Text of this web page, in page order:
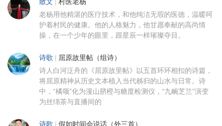
散文 村医老杨
老杨用他精湛的医疗技术，和他纯洁无瑕的医德，温暖呵
护着村民的健康。他的人格魅力，他甘愿奉献的高尚情
操，在一个少年的眼里，跟星辰一样璀璨夺目。
诗歌 屈原故里帖（组诗）
诗人白河泛舟的《屈原故里帖》以五首环环相扣的诗篇，
将屈原精神从历史文本植入当代秭归的山水与日常。诗
中，“橘颂”化为漫山脐橙与糖度检测仪，“九畹芝兰”演变
为丝绵茶与直播间的
诗歌 假如时间会说话（外三首）